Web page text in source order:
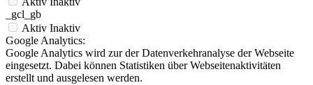
_gcl_gb
Aktiv Inaktiv
Google Analytics:
Google Analytics wird zur der Datenverkehranalyse der Webseite
eingesetzt. Dabei können Statistiken über Webseitenaktivitäten
erstellt und ausgelesen werden.